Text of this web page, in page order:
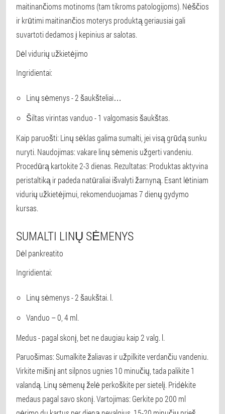
maitinančioms motinoms (tam tikroms patologijoms). Nėščios
ir krūtimi maitinančios moterys produktą geriausiai gali
suvartoti dedamos į kepinius ar salotas.
Dėl vidurių užkietėjimo
Ingridientai:
Linų sėmenys - 2 šaukšteliai…
Šiltas virintas vanduo - 1 valgomasis šaukštas.
Kaip paruošti: Linų sėklas galima sumalti, jei visą grūdą sunku
nuryti. Naudojimas: vakare linų sėmenis užgerti vandeniu.
Procedūrą kartokite 2-3 dienas. Rezultatas: Produktas aktyvina
peristaltiką ir padeda natūraliai išvalyti žarnyną. Esant lėtiniam
vidurių užkietėjimui, rekomenduojamas 7 dienų gydymo
kursas.
SUMALTI LINŲ SĖMENYS
Dėl pankreatito
Ingridientai:
Linų sėmenys - 2 šaukštai. l.
Vanduo – 0, 4 ml.
Medus - pagal skonį, bet ne daugiau kaip 2 valg. l.
Paruošimas: Sumalkite žaliavas ir užpilkite verdančiu vandeniu.
Virkite mišinį ant silpnos ugnies 10 minučių, tada palikite 1
valandą. Linų sėmenų želė perkoškite per sietelį. Pridėkite
medaus pagal savo skonį. Vartojimas: Gerkite po 200 ml